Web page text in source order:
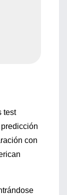
test
con